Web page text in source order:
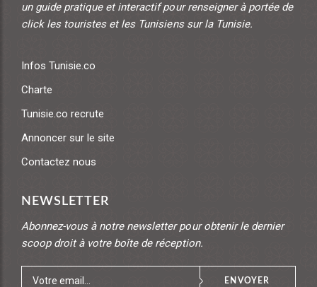
un guide pratique et interactif pour renseigner à portée de
click les touristes et les Tunisiens sur la Tunisie.
Infos Tunisie.co
Charte
Tunisie.co recrute
Annoncer sur le site
Contactez nous
NEWSLETTER
Abonnez-vous à notre newsletter pour obtenir le dernier
scoop droit à votre boîte de réception.
ENVOYER